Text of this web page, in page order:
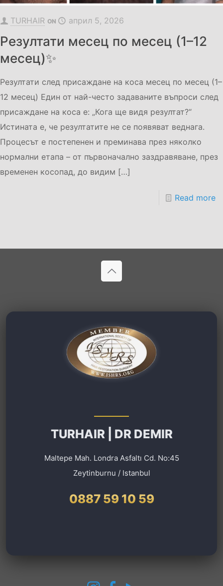
TURHAIR ON април 5, 2026
Резултати месец по месец (1–12
месец)✨
Резултати след присаждане на коса месец по месец (1–
12 месец) Един от най-често задаваните въпроси след
присаждане на коса е: „Кога ще видя резултат?“
Истината е, че резултатите не се появяват веднага.
Процесът е постепенен и преминава през няколко
нормални етапа – от първоначално заздравяване, през
временен косопад, до видим […]
Read more
TURHAIR | DR DEMIR
Maltepe Mah. Londra Asfaltı Cd. No:45
Zeytinburnu / Istanbul
0887 59 10 59